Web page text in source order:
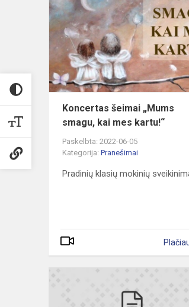
Koncertas šeimai „Mums
smagu, kai mes kartu!“
Paskelbta: 2022-06-05
Kategorija: Pranešimai
Pradinių klasių mokinių